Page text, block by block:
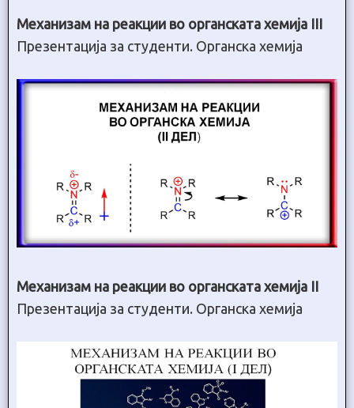
Механизам на реакции во органската хемија III
Презентација за студенти. Органска хемија
Механизам на реакции во органската хемија II
Презентација за студенти. Органска хемија